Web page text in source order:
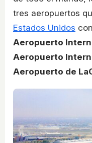
tres aeropuertos
Estados Unidos
Aeropuerto
Aeropuerto
Aeropuerto de